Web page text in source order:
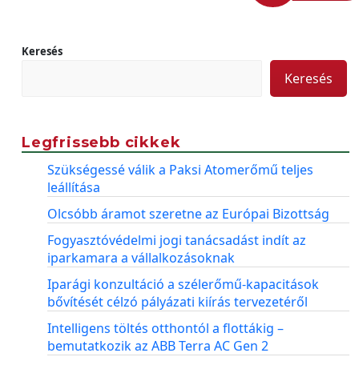
Keresés
Keresés
Legfrissebb cikkek
Szükségessé válik a Paksi Atomerőmű teljes
leállítása
Olcsóbb áramot szeretne az Európai Bizottság
Fogyasztóvédelmi jogi tanácsadást indít az
iparkamara a vállalkozásoknak
Iparági konzultáció a szélerőmű-kapacitások
bővítését célzó pályázati kiírás tervezetéről
Intelligens töltés otthontól a flottákig –
bemutatkozik az ABB Terra AC Gen 2